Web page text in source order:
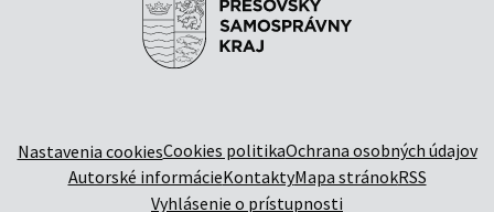
Nastavenia cookiesCookies politikaOchrana osobných údajov
Autorské informácieKontaktyMapa stránokRSS
Vyhlásenie o prístupnosti